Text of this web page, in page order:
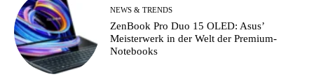
NEWS & TRENDS
ZenBook Pro Duo 15 OLED: Asus’
Meisterwerk in der Welt der Premium-
Notebooks